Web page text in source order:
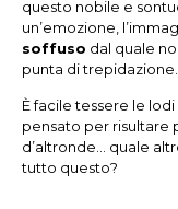
questo nobile e
un’emozione,
soffuso dal quale
punta di trepidazione.
È facile tessere le
pensato per risultare
d’altronde… quale
tutto questo?